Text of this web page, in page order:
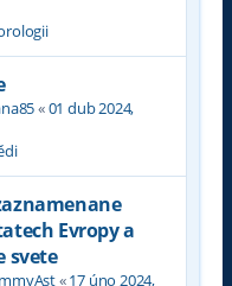
«01 dub 2024,
Evropy a
svete
«17 úno 2024,